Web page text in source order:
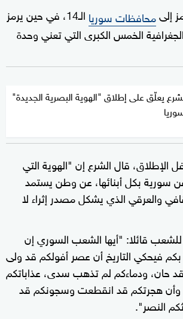
محافظات سوريا
الـ14، في حين يرمز
الخمس الكبرى التي تعني وحدة
يعلّق على إطلاق "الهوية البصرية الجديدة"
الإطلاق، قال الشرع إن "الهوية التي
سورية بكل أبنائها، عن وطن يستمد
والعرقي الذي يشكل مصدر إثراء لا
قائلا: "أيها الشعب السوري إن
فيحكي التاريخ أن عصر أفولكم قد ولى
حان، ودماءكم لم تذهب سدى، عذاباتكم
وأن هجرتكم قد انقطعت وسجونكم قد
النصر".